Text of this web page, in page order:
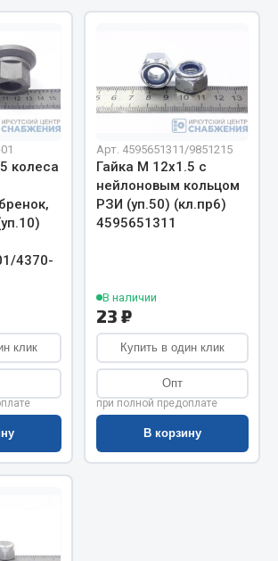
клавишные
Показать ещё
полуприцепы
полуприцепов
колеса
4370-
клик
Арт. 4595651311/9851215
Гайка М 12х1.5 с
нейлоновым кольцом
РЗИ (уп.50) (кл.пр6)
4595651311
В наличии
23 ₽
Купить в один клик
Опт
при полной предоплате
В корзину